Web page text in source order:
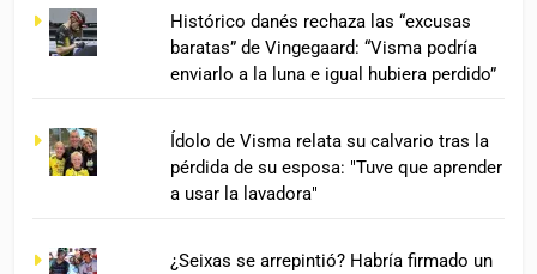
Histórico danés rechaza las “excusas
baratas” de Vingegaard: “Visma podría
enviarlo a la luna e igual hubiera perdido”
Ídolo de Visma relata su calvario tras la
pérdida de su esposa: "Tuve que aprender
a usar la lavadora"
¿Seixas se arrepintió? Habría firmado un